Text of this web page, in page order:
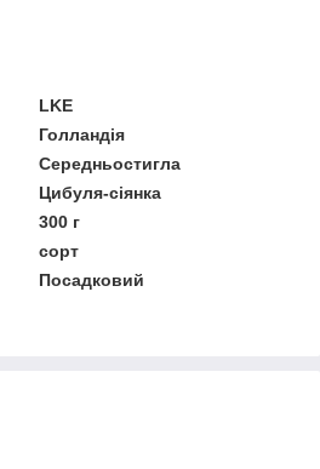
LKE
Голландія
Середньостигла
Цибуля-сіянка
300 г
сорт
Посадковий